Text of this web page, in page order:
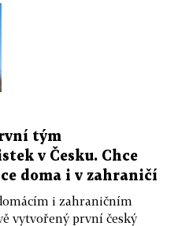
tým
v Česku. Chce
doma i v zahraničí
i zahraničním
vytvořený první český